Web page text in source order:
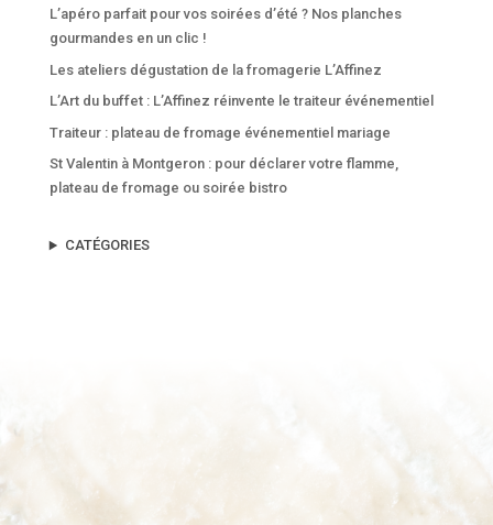
L’apéro parfait pour vos soirées d’été ? Nos planches
gourmandes en un clic !
Les ateliers dégustation de la fromagerie L’Affinez
L’Art du buffet : L’Affinez réinvente le traiteur événementiel
Traiteur : plateau de fromage événementiel mariage
St Valentin à Montgeron : pour déclarer votre flamme,
plateau de fromage ou soirée bistro
CATÉGORIES